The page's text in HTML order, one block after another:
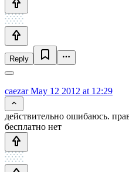
Reply
caezarMay 12 2012 at 12:29
действительно ошибаюсь.
бесплатно нет